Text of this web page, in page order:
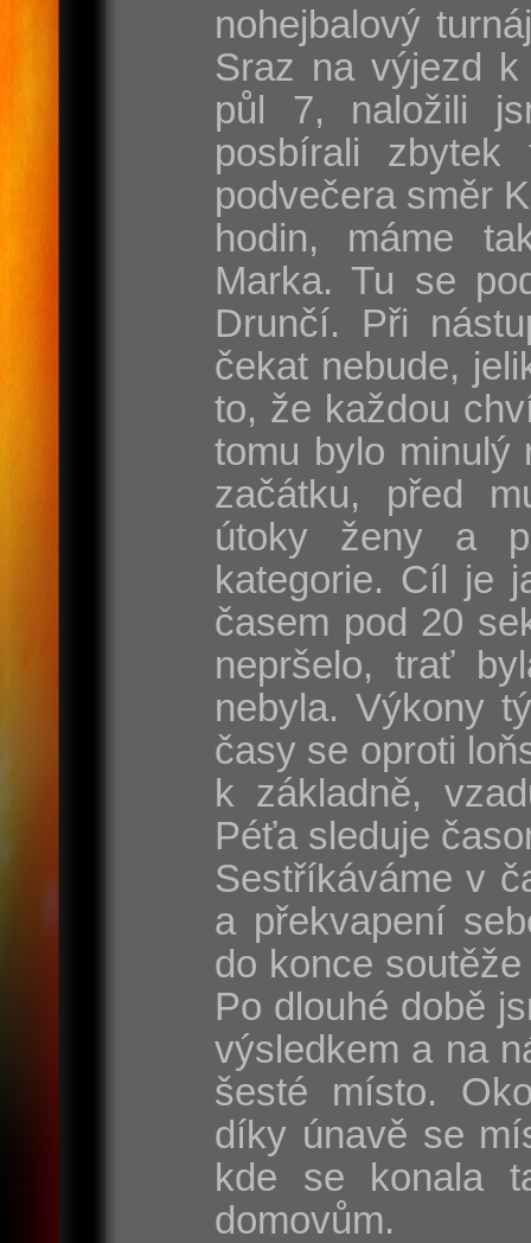
nohejbalový
Sraz na výjezd
půl 7, naložili
posbírali
podvečera směr
hodin, máme
Marka. Tu se
Drunčí. Při
čekat nebude,
to, že každou
tomu bylo minulý
začátku, před
útoky ženy a
kategorie. Cíl je
časem pod 20
nepršelo, trať
nebyla. Výkony
časy se oproti
k základně,
Péťa sleduje
Sestříkáváme v
a překvapení
do konce
Po dlouhé době
výsledkem a na
šesté místo.
díky únavě se
kde se konala
domovům.